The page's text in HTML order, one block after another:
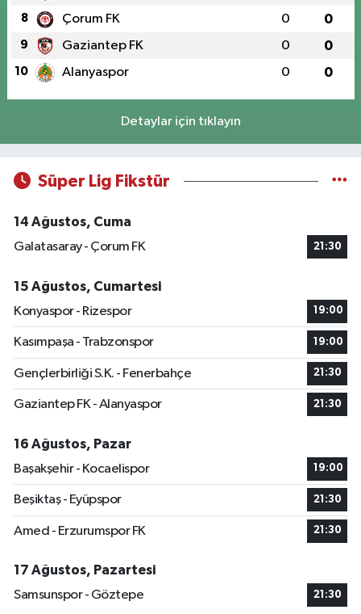
8 Çorum FK 0 0
9 Gaziantep FK 0 0
10 Alanyaspor 0 0
Detaylar için tıklayın
Süper Lig Fikstür
14 Ağustos, Cuma
Galatasaray - Çorum FK
21:30
15 Ağustos, Cumartesi
Konyaspor - Rizespor
19:00
Kasımpaşa - Trabzonspor 19:00
Gençlerbirliği S.K. - Fenerbahçe 21:30
Gaziantep FK - Alanyaspor 21:30
16 Ağustos, Pazar
Başakşehir - Kocaelispor
19:00
Beşiktaş - Eyüpspor 21:30
Amed - Erzurumspor FK 21:30
17 Ağustos, Pazartesi
Samsunspor - Göztepe
21:30